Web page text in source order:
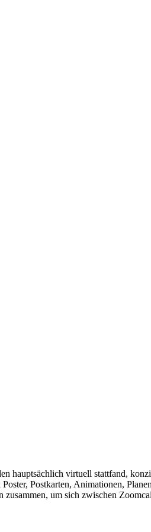
hauptsächlich virtuell stattfand,
Postkarten, Animationen,
zusammen, um sich zwischen